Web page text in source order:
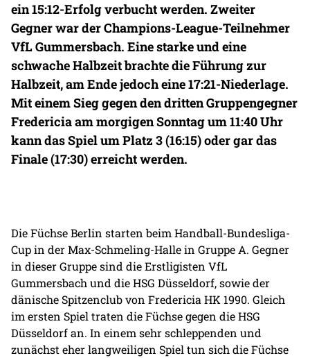
ein 15:12-Erfolg verbucht werden. Zweiter
Gegner war der Champions-League-Teilnehmer
VfL Gummersbach. Eine starke und eine
schwache Halbzeit brachte die Führung zur
Halbzeit, am Ende jedoch eine 17:21-Niederlage.
Mit einem Sieg gegen den dritten Gruppengegner
Fredericia am morgigen Sonntag um 11:40 Uhr
kann das Spiel um Platz 3 (16:15) oder gar das
Finale (17:30) erreicht werden.
Die Füchse Berlin starten beim Handball-Bundesliga-
Cup in der Max-Schmeling-Halle in Gruppe A. Gegner
in dieser Gruppe sind die Erstligisten VfL
Gummersbach und die HSG Düsseldorf, sowie der
dänische Spitzenclub von Fredericia HK 1990. Gleich
im ersten Spiel traten die Füchse gegen die HSG
Düsseldorf an. In einem sehr schleppenden und
zunächst eher langweiligen Spiel tun sich die Füchse